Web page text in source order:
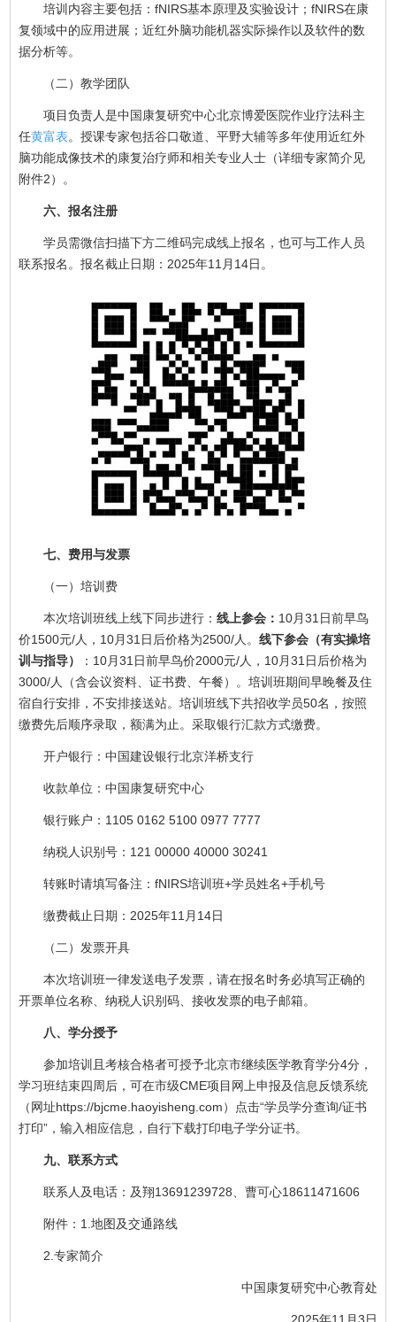
培训内容主要包括：fNIRS基本原理及实验设计；fNIRS在康
复领域中的应用进展；近红外脑功能机器实际操作以及软件的数
据分析等。
（二）教学团队
项目负责人是中国康复研究中心北京博爱医院作业疗法科主
任黄富表。授课专家包括谷口敬道、平野大辅等多年使用近红外
脑功能成像技术的康复治疗师和相关专业人士（详细专家简介见
附件2）。
六、报名注册
学员需微信扫描下方二维码完成线上报名，也可与工作人员
联系报名。报名截止日期：2025年11月14日。
七、费用与发票
（一）培训费
本次培训班线上线下同步进行：线上参会： 10月31日前早鸟
价1500元/人，10月31日后价格为2500/人。线下参会（有实操培
训与指导）
：10月31日前早鸟价2000元/人，10月31日后价格为
3000/人（含会议资料、证书费、午餐）。培训班期间早晚餐及住
宿自行安排，不安排接送站。培训班线下共招收学员50名，按照
缴费先后顺序录取，额满为止。采取银行汇款方式缴费。
开户银行：中国建设银行北京洋桥支行
收款单位：中国康复研究中心
银行账户：1105 0162 5100 0977 7777
纳税人识别号：121 00000 40000 30241
转账时请填写备注：fNIRS培训班+学员姓名+手机号
缴费截止日期：2025年11月14日
（二）发票开具
本次培训班一律发送电子发票，请在报名时务必填写正确的
开票单位名称、纳税人识别码、接收发票的电子邮箱。
八、学分授予
参加培训且考核合格者可授予北京市继续医学教育学分4分，
学习班结束四周后，可在市级CME项目网上申报及信息反馈系统
（网址https://bjcme.haoyisheng.com）点击“学员学分查询/证书
打印”，输入相应信息，自行下载打印电子学分证书。
九、联系方式
联系人及电话：及翔13691239728、曹可心18611471606
附件：1.地图及交通路线
2.专家简介
中国康复研究中心教育处